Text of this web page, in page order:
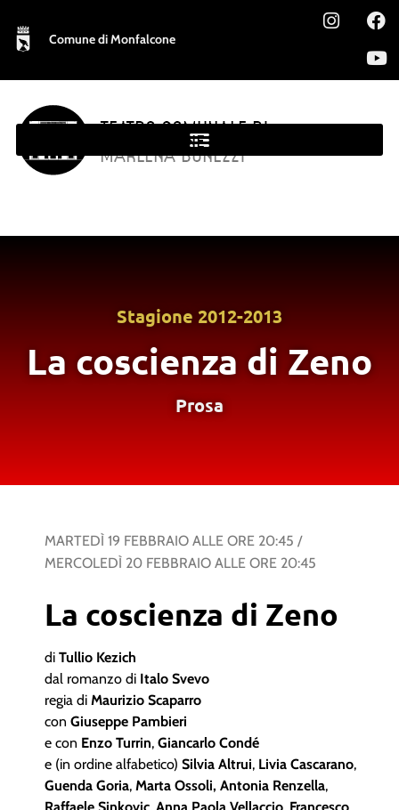
Comune di Monfalcone
TEATRO COMUNALE DI
MONFALCONE
MARLENA BONEZZI
Stagione 2012-2013
La coscienza di Zeno
Prosa
MARTEDÌ 19 FEBBRAIO ALLE ORE 20:45 /
MERCOLEDÌ 20 FEBBRAIO ALLE ORE 20:45
La coscienza di Zeno
di Tullio Kezich
dal romanzo di Italo Svevo
regia di Maurizio Scaparro
con Giuseppe Pambieri
e con Enzo Turrin, Giancarlo Condé
e (in ordine alfabetico) Silvia Altrui, Livia Cascarano,
Guenda Goria, Marta Ossoli, Antonia Renzella,